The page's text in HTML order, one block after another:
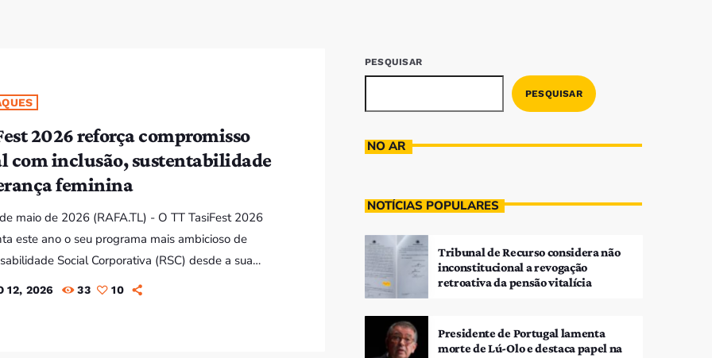
Bom dia RAFA
2026 reforça compromisso
com inclusão, sustentabilidade
feminina
maio de 2026 (RAFA.TL) - O TT TasiFest 2026
este ano o seu programa mais ambicioso de
Social Corporativa (RSC) desde a sua
com iniciativas que abrangem a inclusão de
12, 2026 33 10
PESQUISAR
PESQUISAR
NO AR
NOTÍCIAS POPULARES
Tribunal de Recurso considera não
inconstitucional a revogação
retroativa da pensão vitalícia
Presidente de Portugal lamenta
morte de Lú-Olo e destaca papel na